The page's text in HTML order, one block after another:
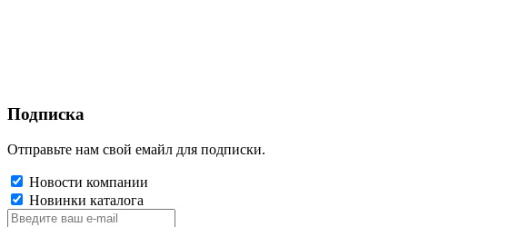
Подписка
Отправьте нам свой емайл для подписки.
Новости компании
Новинки каталога